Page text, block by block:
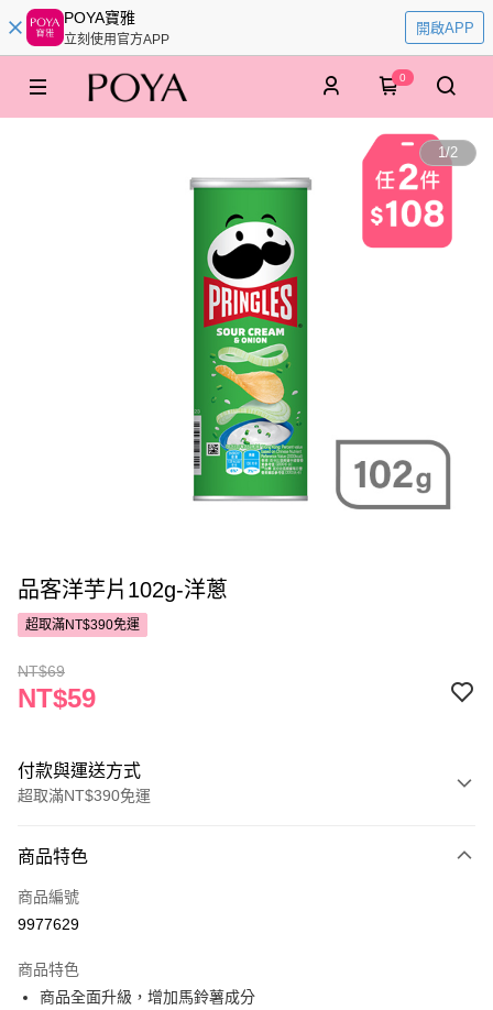
POYA寶雅
立刻使用官方APP
開啟APP
0
1/2
品客洋芋片102g-洋蔥
超取滿NT$390免運
NT$69
NT$59
付款與運送方式
超取滿NT$390免運
POYA支付
信用卡一次付款
LINE Pay
商品特色
商品編號
9977629
商品特色
商品全面升級，增加馬鈴薯成分